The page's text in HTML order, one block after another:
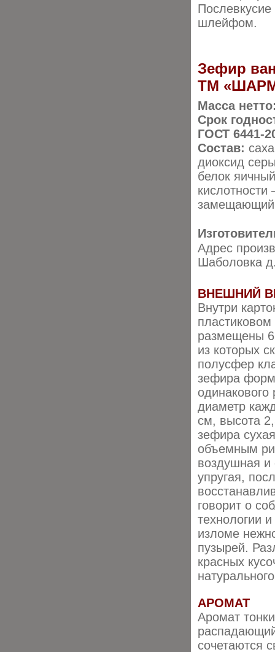
шлейфом.
Зефир
ТМ
Масса
Срок
ГОСТ 6441-
Состав:
диоксид
белок
кислотности
замещающий,
Адрес
Шаболовка
ВНЕШНИЙ
Внутри
размещены
из которых
полусфер
зефира
одинакового
диаметр
см, высота
зефира
объемным
воздушная
упругая,
говорит о
технологии
изломе
пузырей.
красных
АРОМАТ
Аромат
сочетаются